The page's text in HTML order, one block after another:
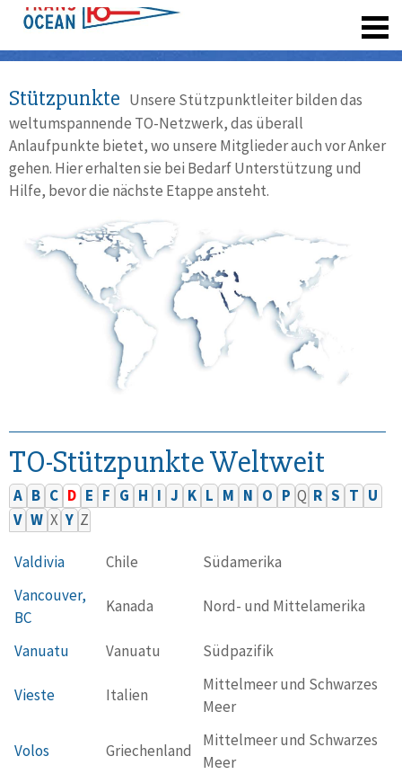
Stützpunkte Unsere Stützpunktleiter bilden das
weltumspannende TO-Netzwerk, das überall
Anlaufpunkte bietet, wo unsere Mitglieder auch vor Anker
gehen. Hier erhalten sie bei Bedarf Unterstützung und
Hilfe, bevor die nächste Etappe ansteht.
TO-Stützpunkte Weltweit
A B C D E F G H I J K L M N O P Q R S T U
V W X Y Z
Valdivia Chile
Südamerika
Vancouver,
BC
Kanada Nord- und Mittelamerika
Vanuatu Vanuatu Südpazifik
Vieste Italien
Mittelmeer und Schwarzes
Meer
Volos Griechenland
Mittelmeer und Schwarzes
Meer